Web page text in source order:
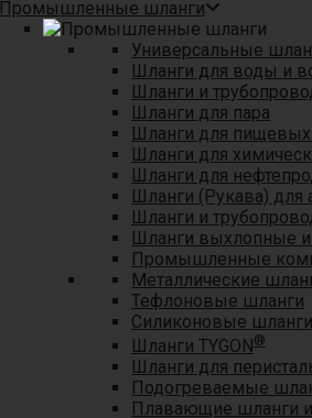
Промышленные шланги
Универсальные
Шланги для воды и
Шланги и
Шланги для пара
Шланги для
Шланги для
Шланги для
Шланги (Рукава) для
Шланги и
Шланги выхлопные
Промышленные
Металлические
Тефлоновые шланги
Силиконовые шланги
Шланги TYGON®
Шланги для
Подогреваемые
Плавающие шланги